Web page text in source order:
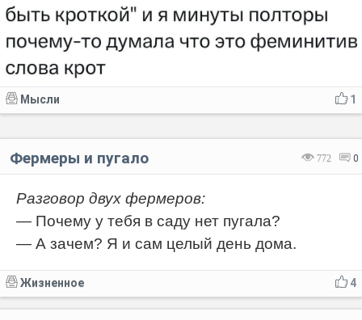
1
Мысли
772 0
Фермеры и пугало
Разговор двух фермеров:
— Почему у тебя в саду нет пугала?
— А зачем? Я и сам целый день дома.
4
Жизненное